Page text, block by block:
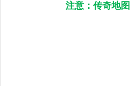
注意：传奇地